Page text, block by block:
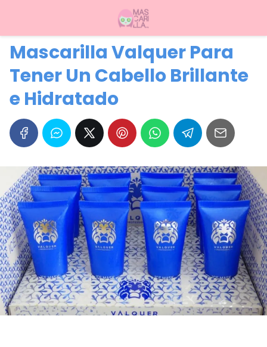
Mascarilla Valquer Para
Tener Un Cabello Brillante
e Hidratado